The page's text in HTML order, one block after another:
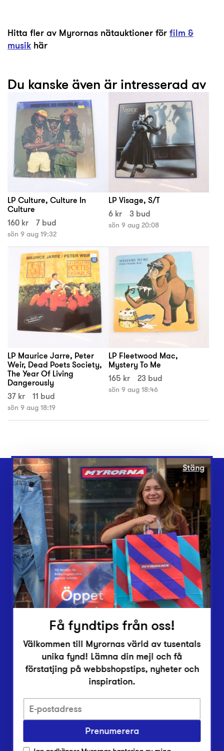
Hitta fler av Myrornas nätauktioner förfilm &
musik här
Du kanske även är intresserad av
LP Culture, Culture In
Culture
160 kr
7 bud
sön 9 aug 19:32
LP Visage, S/T
6 kr
3 bud
sön 9 aug 20:08
LP Maurice Jarre, Peter
Weir, Dead Poets Society,
The Year Of Living
Dangerously
37 kr
11 bud
sön 9 aug 18:19
LP Fleetwood Mac,
Mystery To Me
165 kr
23 bud
sön 9 aug 18:46
Webbshop
Butiker
Lämna in
Vårt överskott
Inlämningsplatser
Om Myrorna
Lediga jobb
Pressrum
Integritetsskyddspolicy
Har du frågor om onlineköp, leverans eller retur?
Stäng
Få fyndtips från oss!
Välkommen till Myrornas värld av tusentals
unika fynd! Lämna din mejl och få
förstatjing på webbshopstips, nyheter och
inspiration.
Prenumerera